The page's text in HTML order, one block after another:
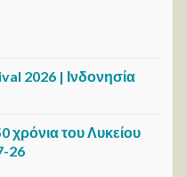
2026 | Ινδονησία
χρόνια του Λυκείου
26